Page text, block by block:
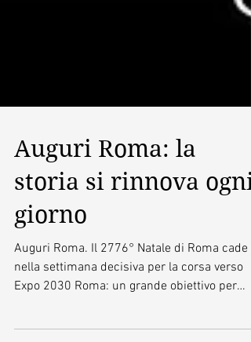
Auguri Roma: la
storia si rinnova ogni
giorno
Auguri Roma. Il 2776° Natale di Roma cade
nella settimana decisiva per la corsa verso
rinnovare...